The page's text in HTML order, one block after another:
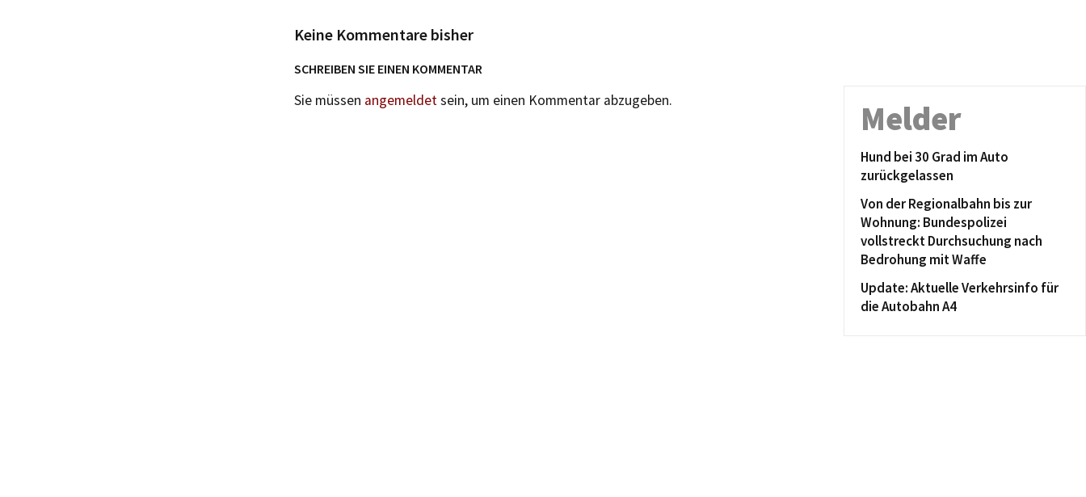
Keine Kommentare bisher
SCHREIBEN SIE EINEN KOMMENTAR
Sie müssen angemeldetsein, um einen Kommentar abzugeben. Melder
Hund bei 30 Grad im Auto
zurückgelassen
Von der Regionalbahn bis zur
Wohnung: Bundespolizei
vollstreckt Durchsuchung nach
Bedrohung mit Waffe
Update: Aktuelle Verkehrsinfo für
die Autobahn A4